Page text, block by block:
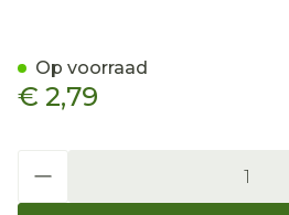
€ 2,79
Op voorraad